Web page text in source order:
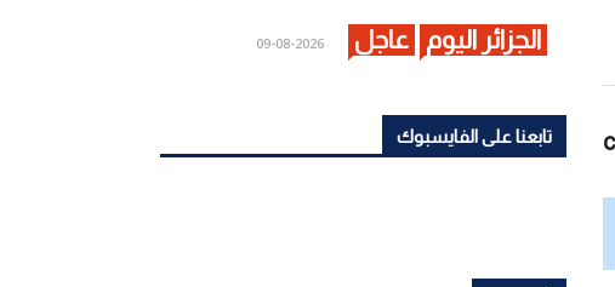
الجزائر اليوم عاجل 2026-08-09
تابعنا على الفايسبوك